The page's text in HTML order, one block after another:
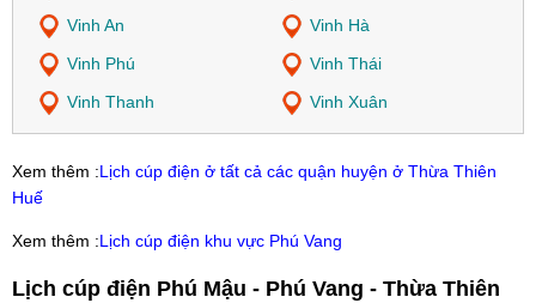
Vinh An
Vinh Hà
Vinh Phú
Vinh Thái
Vinh Thanh
Vinh Xuân
Xem thêm :Lịch cúp điện ở tất cả các quận huyện ở Thừa Thiên
Huế
Xem thêm :Lịch cúp điện khu vực Phú Vang
Lịch cúp điện Phú Mậu - Phú Vang - Thừa Thiên